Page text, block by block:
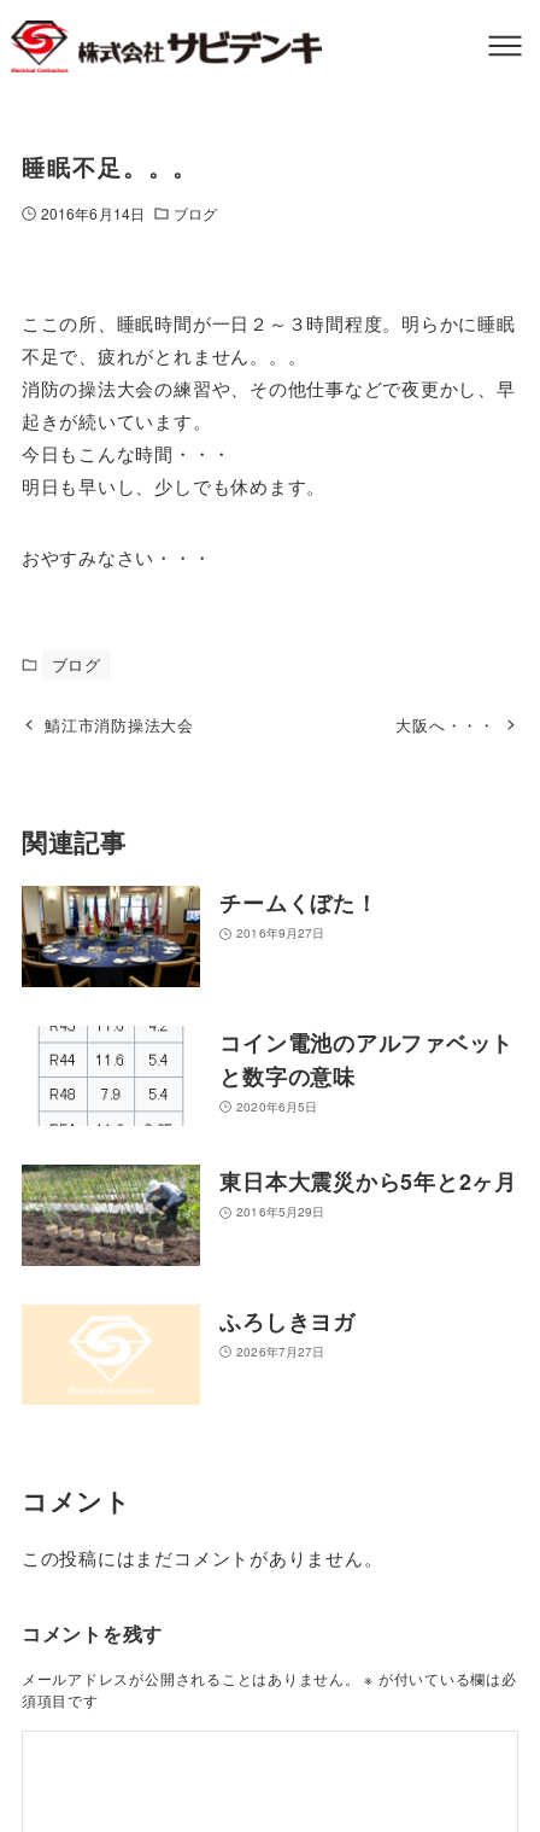
睡眠不足。。。
2016年6月14日 ブログ
ここの所、睡眠時間が一日２～３時間程度。明らかに睡眠
不足で、疲れがとれません。。。
消防の操法大会の練習や、その他仕事などで夜更かし、早
起きが続いています。
今日もこんな時間・・・
明日も早いし、少しでも休めます。
おやすみなさい・・・
ブログ
鯖江市消防操法大会 大阪へ・・・
関連記事
チームくぼた！
2016年9月27日
コイン電池のアルファベット
と数字の意味
2020年6月5日
東日本大震災から5年と2ヶ月
2016年5月29日
ふろしきヨガ
2026年7月27日
コメント
この投稿にはまだコメントがありません。
コメントを残す
メールアドレスが公開されることはありません。 ※ が付いている欄は必
須項目です